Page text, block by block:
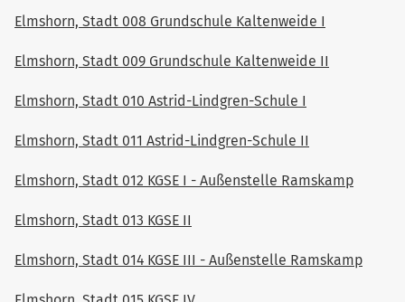
Elmshorn, Stadt 008 Grundschule Kaltenweide I
Elmshorn, Stadt 009 Grundschule Kaltenweide II
Elmshorn, Stadt 010 Astrid-Lindgren-Schule I
Elmshorn, Stadt 011 Astrid-Lindgren-Schule II
Elmshorn, Stadt 012 KGSE I - Außenstelle Ramskamp
Elmshorn, Stadt 013 KGSE II
Elmshorn, Stadt 014 KGSE III - Außenstelle Ramskamp